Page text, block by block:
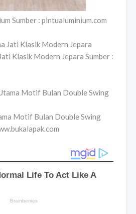
Sumber : pintualuminium.com
Klasik Modern Jepara Sumber :
Motif Bulan Double Swing